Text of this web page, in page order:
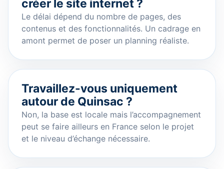
créer le site internet ?
Le délai dépend du nombre de pages, des
contenus et des fonctionnalités. Un cadrage en
amont permet de poser un planning réaliste.
Travaillez-vous uniquement
autour de Quinsac ?
Non, la base est locale mais l’accompagnement
peut se faire ailleurs en France selon le projet
et le niveau d’échange nécessaire.